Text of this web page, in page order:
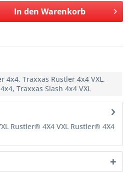
In den Warenkorb
4x4, Traxxas Rustler 4x4 VXL,
Traxxas Slash 4x4 VXL
Rustler® 4X4 VXL Rustler® 4X4